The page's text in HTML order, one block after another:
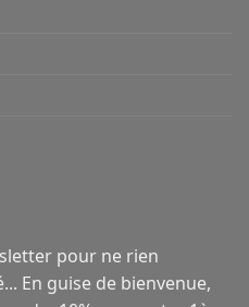
pour ne rien
En guise de bienvenue,